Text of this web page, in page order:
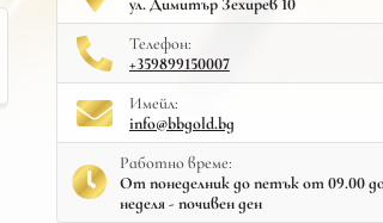
Телефон:
+359899150007
Имейл:
info@bbgold.bg
Работно време:
От понеделник до петък от 09.00
неделя - почивен ден